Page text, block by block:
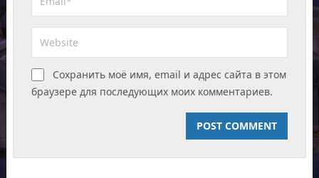
Сохранить моё имя, email и адрес сайта в этом
браузере для последующих моих комментариев.